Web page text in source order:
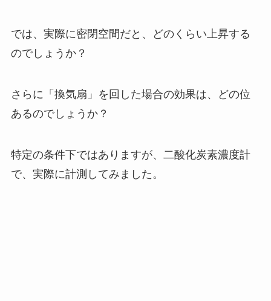
では、実際に密閉空間だと、どのくらい上昇する
のでしょうか？
さらに「換気扇」を回した場合の効果は、どの位
あるのでしょうか？
特定の条件下ではありますが、二酸化炭素濃度計
で、実際に計測してみました。